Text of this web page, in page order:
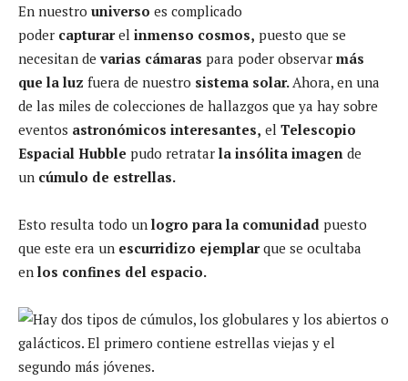
En nuestro universo es complicado
poder capturarel inmenso cosmos, puesto que se
necesitan de varias cámaras para poder observar más
que la luz fuera de nuestro sistema solar. Ahora, en una
de las miles de colecciones de hallazgos que ya hay sobre
eventos astronómicos interesantes, el Telescopio
Espacial Hubble pudo retratar la insólita imagen de
un cúmulo de estrellas.
Esto resulta todo un logro para la comunidad puesto
que este era un escurridizo ejemplarque se ocultaba
en los confines del espacio.